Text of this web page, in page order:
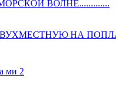
ВОЛНЕ.............
НА
ми 2